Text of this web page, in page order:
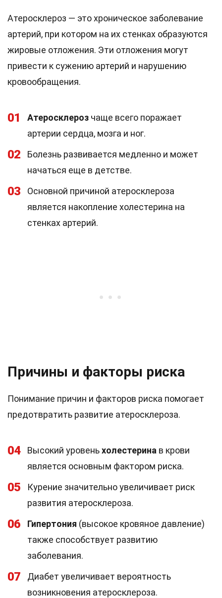
Атеросклероз — это хроническое заболевание
артерий, при котором на их стенках образуются
жировые отложения. Эти отложения могут
привести к сужению артерий и нарушению
кровообращения.
01 Атеросклероз чаще всего поражает
артерии сердца, мозга и ног.
02
Болезнь развивается медленно и может
начаться еще в детстве.
03
Основной причиной атеросклероза
является накопление холестерина на
стенках артерий.
Причины и факторы риска
Понимание причин и факторов риска помогает
предотвратить развитие атеросклероза.
04 Высокий уровеньхолестерина в крови
является основным фактором риска.
05
Курение значительно увеличивает риск
развития атеросклероза.
06 Гипертония (высокое кровяное давление)
также способствует развитию
заболевания.
07
Диабет увеличивает вероятность
возникновения атеросклероза.